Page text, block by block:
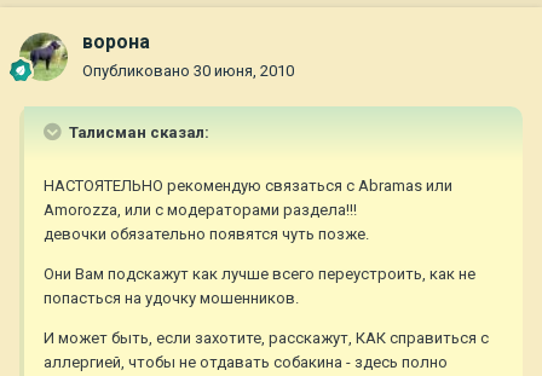
ворона
Опубликовано 30 июня, 2010
Талисман сказал:
НАСТОЯТЕЛЬНО рекомендую связаться с Abramas или
Amorozza, или с модераторами раздела!!!
девочки обязательно появятся чуть позже.
Они Вам подскажут как лучше всего переустроить, как не
попасться на удочку мошенников.
И может быть, если захотите, расскажут, КАК справиться с
аллергией, чтобы не отдавать собакина - здесь полно